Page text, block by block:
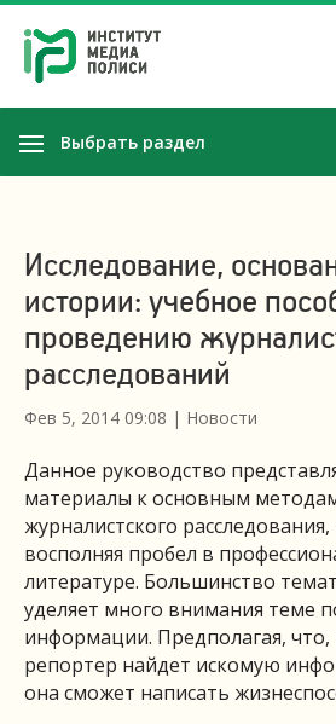
Выбрать раздел
Исследование,
истории: учебное
проведению
расследований
Фев 5, 2014 09:08 | Новости
Данное руководство
материалы к основным
журналистского
восполняя пробел в
литературе. Большинство
уделяет много внимания теме
информации. Предполагая, что,
репортер найдет искомую
она сможет написать